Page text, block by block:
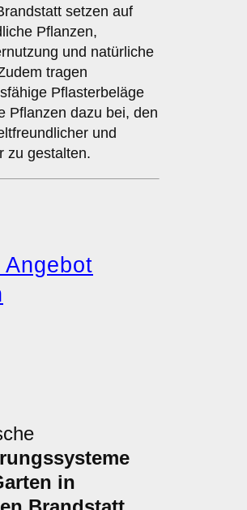
setzen auf
Pflanzen,
und natürliche
tragen
Pflasterbeläge
Pflanzen dazu bei, den
und
zu gestalten.
in